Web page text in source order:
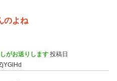
のよね
がお送りします 投稿日